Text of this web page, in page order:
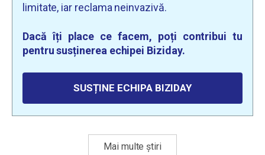
limitate, iar reclama neinvazivă.
Dacă îți place ce facem, poți contribui tu
pentru susținerea echipei Biziday.
SUSȚINE ECHIPA BIZIDAY
Mai multe știri